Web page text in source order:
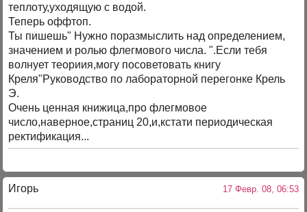
теплоту,уходящую с водой.
Теперь оффтоп.
Ты пишешь" Нужно поразмыслить над определением,
значением и ролью флегмового числа. ".Если тебя
волнует теориия,могу посоветовать книгу
Креля"Руководство по лабораторной перегонке Крель
Э.
Очень ценная книжица,про флегмовое
число,наверное,страниц 20,и,кстати периодическая
ректификация...
Игорь 17 Февр. 08, 06:53